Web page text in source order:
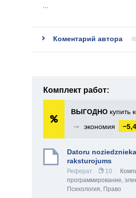
…
Коментарий автора
Комплект работ:
ВЫГОДНО купить
➞
экономия
Datoru
raksturojums
Реферат 10
программирование,
Психология, Право